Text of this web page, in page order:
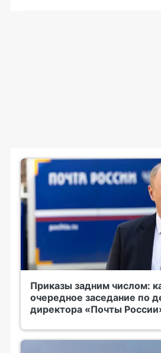
Приказы задним числом:
очередное заседание по
директора «Почты